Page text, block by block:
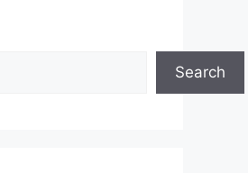
Search